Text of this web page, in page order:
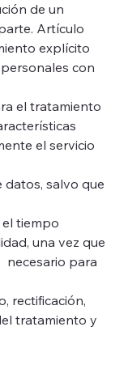
de un
Artículo
explícito
con
el tratamiento
el servicio
datos, salvo que
tiempo
una vez que
necesario para
rectificación,
tratamiento y